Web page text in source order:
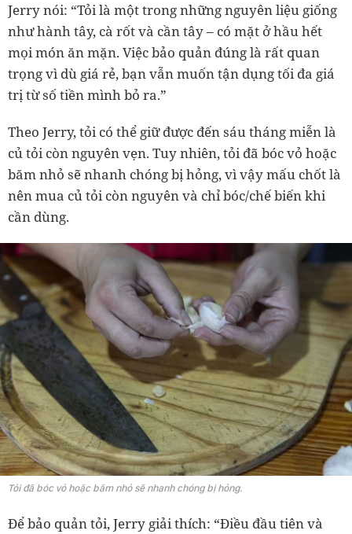
Jerry nói: “Tỏi là một trong những nguyên liệu giống
như hành tây, cà rốt và cần tây – có mặt ở hầu hết
mọi món ăn mặn. Việc bảo quản đúng là rất quan
trọng vì dù giá rẻ, bạn vẫn muốn tận dụng tối đa giá
trị từ số tiền mình bỏ ra.”
Theo Jerry, tỏi có thể giữ được đến sáu tháng miễn là
củ tỏi còn nguyên vẹn. Tuy nhiên, tỏi đã bóc vỏ hoặc
băm nhỏ sẽ nhanh chóng bị hỏng, vì vậy mấu chốt là
nên mua củ tỏi còn nguyên và chỉ bóc/chế biến khi
cần dùng.
Tỏi đã bóc vỏ hoặc băm nhỏ sẽ nhanh chóng bị hỏng.
Để bảo quản tỏi, Jerry giải thích: “Điều đầu tiên và